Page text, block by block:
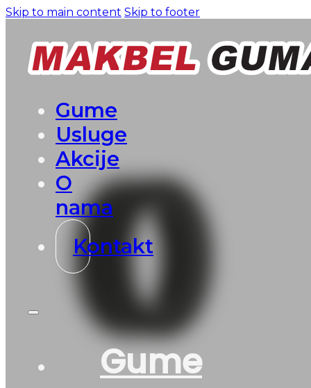
Skip to main content Skip to footer
Gume
Usluge
Akcije
O
nama
Kontakt
Gume